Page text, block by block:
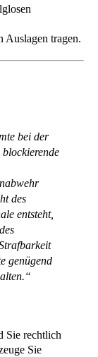
Auslagen tragen.
bei der
des
entsteht,
genügend
Sie rechtlich
Sie